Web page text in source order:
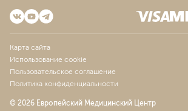
Карта сайта
Использование cookie
Пользовательское соглашение
Политика конфиденциальности
© 2026 Европейский Медицинский Центр